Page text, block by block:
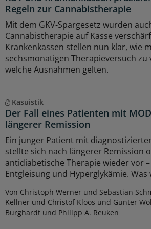
Regeln zur Cannabistherapie
Mit dem GKV-Spargesetz wurden
Cannabistherapie auf Kasse
Krankenkassen stellen nun klar, wie
sechsmonatigen Therapieversuch
welche Ausnahmen gelten.
Kasuistik
Der Fall eines Patienten mit
längerer Remission
Ein junger Patient mit
stellte sich nach längerer Remission
antidiabetische Therapie wieder vor
Entgleisung und Hyperglykämie. Was
Von Christoph Werner und Sebastian
Kellner und Christof Kloos und Gunter
Burghardt und Philipp A. Reuken